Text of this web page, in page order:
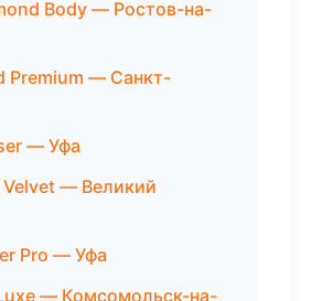
Body — Ростов-на-
Premium — Санкт-
— Уфа
Velvet — Великий
Pro — Уфа
— Комсомольск-на-